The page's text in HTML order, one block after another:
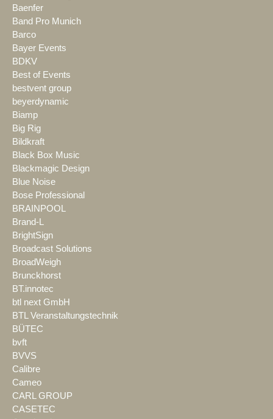
Baenfer
Band Pro Munich
Barco
Bayer Events
BDKV
Best of Events
bestvent group
beyerdynamic
Biamp
Big Rig
Bildkraft
Black Box Music
Blackmagic Design
Blue Noise
Bose Professional
BRAINPOOL
Brand-L
BrightSign
Broadcast Solutions
BroadWeigh
Brunckhorst
BT.innotec
btl next GmbH
BTL Veranstaltungstechnik
BÜTEC
bvft
BVVS
Calibre
Cameo
CARL GROUP
CASETEC